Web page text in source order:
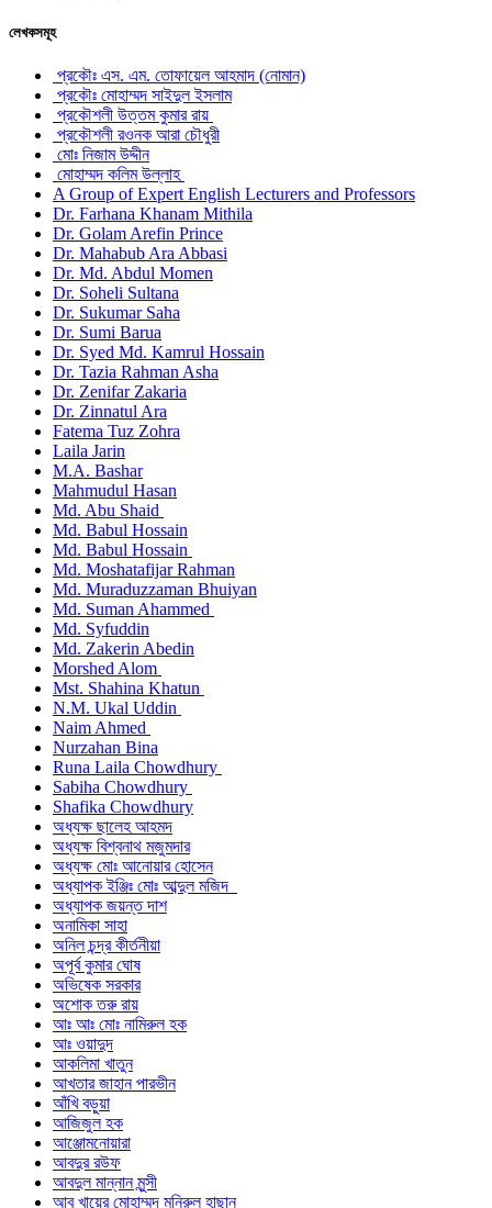
লেখকসমূহ
প্রকৌঃ এস. এম. তোফায়েল আহমাদ (নোমান)
প্রকৌঃ মোহাম্মদ সাইদুল ইসলাম
প্রকৌশলী উত্তম কুমার রায়
প্রকৌশলী রওনক আরা চৌধুরী
মোঃ নিজাম উদ্দীন
মোহাম্মদ কলিম উল্লাহ
A Group of Expert English Lecturers and Professors
Dr. Farhana Khanam Mithila
Dr. Golam Arefin Prince
Dr. Mahabub Ara Abbasi
Dr. Md. Abdul Momen
Dr. Soheli Sultana
Dr. Sukumar Saha
Dr. Sumi Barua
Dr. Syed Md. Kamrul Hossain
Dr. Tazia Rahman Asha
Dr. Zenifar Zakaria
Dr. Zinnatul Ara
Fatema Tuz Zohra
Laila Jarin
M.A. Bashar
Mahmudul Hasan
Md. Abu Shaid
Md. Babul Hossain
Md. Babul Hossain
Md. Moshatafijar Rahman
Md. Muraduzzaman Bhuiyan
Md. Suman Ahammed
Md. Syfuddin
Md. Zakerin Abedin
Morshed Alom
Mst. Shahina Khatun
N.M. Ukal Uddin
Naim Ahmed
Nurzahan Bina
Runa Laila Chowdhury
Sabiha Chowdhury
Shafika Chowdhury
অধ্যক্ষ ছালেহ আহমদ
অধ্যক্ষ বিশ্বনাথ মজুমদার
অধ্যক্ষ মোঃ আনোয়ার হোসেন
অধ্যাপক ইঞ্জিঃ মোঃ আব্দুল মজিদ
অধ্যাপক জয়ন্ত দাশ
অনামিকা সাহা
অনিল চন্দ্র কীর্তনীয়া
অপূর্ব কুমার ঘোষ
অভিষেক সরকার
অশোক তরু রায়
আঃ আঃ মোঃ নামিরুল হক
আঃ ওয়াদুদ
আকলিমা খাতুন
আখতার জাহান পারভীন
আঁখি বড়ুয়া
আজিজুল হক
আঞ্জোমনোয়ারা
আবদুর রউফ
আবদুল মান্নান মুন্সী
আবু খায়ের মোহাম্মদ মনিরুল হাছান